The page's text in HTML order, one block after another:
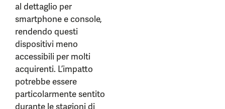
al dettaglio per
smartphone e console,
rendendo questi
dispositivi meno
accessibili per molti
acquirenti. L’impatto
potrebbe essere
particolarmente sentito
durante le stagioni di